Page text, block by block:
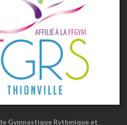
Gymnastique Rythmique et